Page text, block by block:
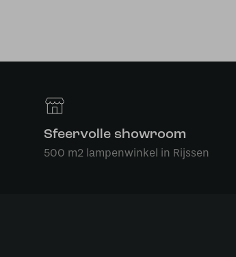
Sfeervolle showroom
500 m2 lampenwinkel in Rijssen